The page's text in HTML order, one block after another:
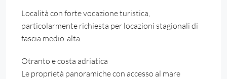
Località con forte vocazione turistica,
particolarmente richiesta per locazioni stagionali di
fascia medio-alta.
Otranto e costa adriatica
Le proprietà panoramiche con accesso al mare